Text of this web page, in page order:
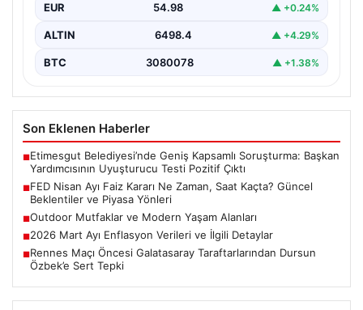
EUR 54.98 ▲ +0.24%
ALTIN 6498.4 ▲ +4.29%
BTC 3080078 ▲ +1.38%
Son Eklenen Haberler
■Etimesgut Belediyesi’nde Geniş Kapsamlı Soruşturma: Başkan
Yardımcısının Uyuşturucu Testi Pozitif Çıktı
■FED Nisan Ayı Faiz Kararı Ne Zaman, Saat Kaçta? Güncel
Beklentiler ve Piyasa Yönleri
■Outdoor Mutfaklar ve Modern Yaşam Alanları
■2026 Mart Ayı Enflasyon Verileri ve İlgili Detaylar
■Rennes Maçı Öncesi Galatasaray Taraftarlarından Dursun
Özbek’e Sert Tepki